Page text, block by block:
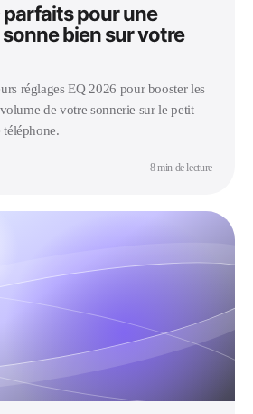
parfaits pour une
bien sur votre
réglages EQ 2026 pour booster les
de votre sonnerie sur le petit
8 min de lecture